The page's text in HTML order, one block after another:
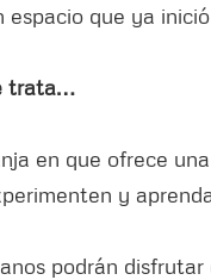
espacio que ya
trata…
en que ofrece
y
podrán